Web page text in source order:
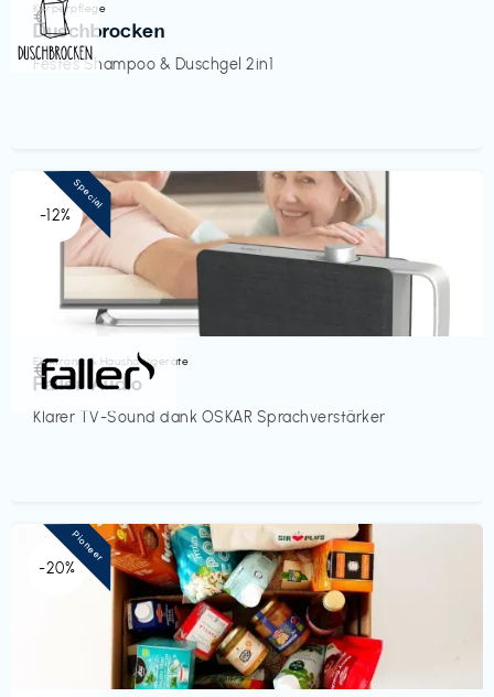
Körperpflege
Duschbrocken
Festes Shampoo & Duschgel 2in1
€‎
-12%
Elektronik & Haushaltsgeräte
Faller Audio
Klarer TV-Sound dank OSKAR Sprachverstärker
€‎
Special
-20%
Pioneer